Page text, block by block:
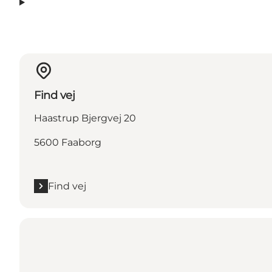
Find vej
Haastrup Bjergvej 20
5600 Faaborg
Find vej